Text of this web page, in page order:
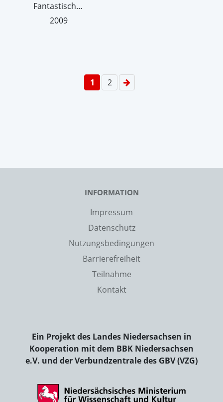
Fantastische Fauna
2009
1 2
INFORMATION
Impressum
Datenschutz
Nutzungsbedingungen
Barrierefreiheit
Teilnahme
Kontakt
Ein Projekt des Landes Niedersachsen in
Kooperation mit dem BBK Niedersachsen
e.V. und der Verbundzentrale des GBV (VZG)